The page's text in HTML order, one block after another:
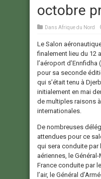
octobre
Dans Afrique du Nord
Le Salon
finalement lieu du 12
l’aéroport
pour sa seconde
qui s’était tenu à
initialement en mai
de multiples raisons
internationales.
De nombreuses
attendues pour ce
qui sera conduite
aériennes, le
France conduite par
l’air, le Général